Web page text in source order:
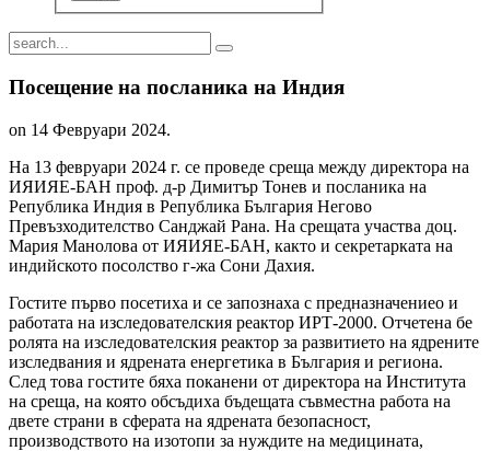
Посещение на посланика на Индия
on 14 Февруари 2024.
На 13 февруари 2024 г. се проведе среща между директора на
ИЯИЯЕ-БАН проф. д-р Димитър Тонев и посланика на
Република Индия в Република България Негово
Превъзходителство Санджай Рана. На срещата участва доц.
Мария Манолова от ИЯИЯЕ-БАН, както и секретарката на
индийското посолство г-жа Сони Дахия.
Гостите първо посетиха и се запознаха с предназначениео и
работата на изследователския реактор ИРТ-2000. Отчетена бе
ролята на изследователския реактор за развитието на ядрените
изследвания и ядрената енергетика в България и региона.
След това гостите бяха поканени от директора на Института
на среща, на която обсъдиха бъдещата съвместна работа на
двете страни в сферата на ядрената безопасност,
производството на изотопи за нуждите на медицината,